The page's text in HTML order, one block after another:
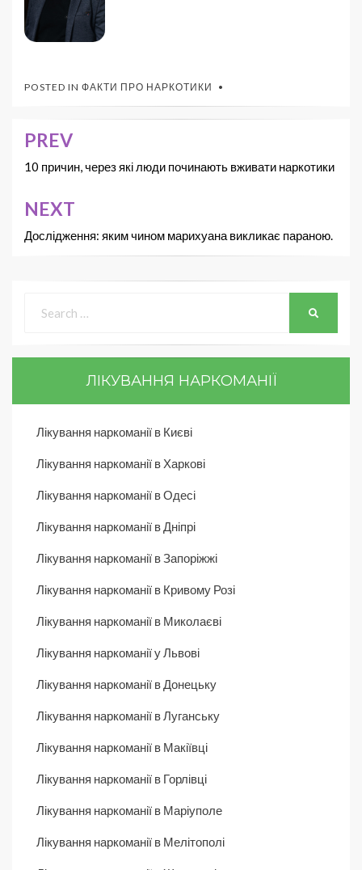
POSTED IN ФАКТИ ПРО НАРКОТИКИ
PREV
10 причин, через які люди починають вживати наркотики
NEXT
Дослідження: яким чином марихуана викликає параною.
ЛІКУВАННЯ НАРКОМАНІЇ
Лікування наркоманії в Києві
Лікування наркоманії в Харкові
Лікування наркоманії в Одесі
Лікування наркоманії в Дніпрі
Лікування наркоманії в Запоріжжі
Лікування наркоманії в Кривому Розі
Лікування наркоманії в Миколаєві
Лікування наркоманії у Львові
Лікування наркоманії в Донецьку
Лікування наркоманії в Луганську
Лікування наркоманії в Макіївці
Лікування наркоманії в Горлівці
Лікування наркоманії в Маріуполе
Лікування наркоманії в Мелітополі